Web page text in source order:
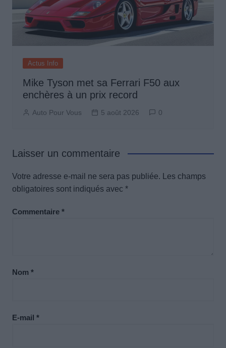
Actus Info
Mike Tyson met sa Ferrari F50 aux
enchères à un prix record
Auto Pour Vous 5 août 2026 0
Laisser un commentaire
Votre adresse e-mail ne sera pas publiée.
Les champs
obligatoires sont indiqués avec *
Commentaire *
Nom *
E-mail *